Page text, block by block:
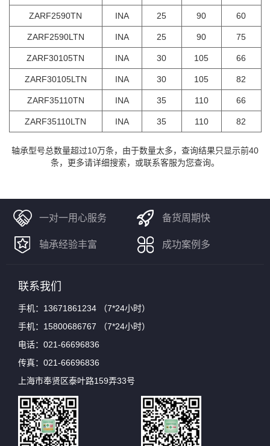
ZARF2590TN INA 25 90 60
ZARF2590LTN INA 25 90 75
ZARF30105TN INA 30 105 66
ZARF30105LTN INA 30 105 82
ZARF35110TN INA 35 110 66
ZARF35110LTN INA 35 110 82
轴承型号总数量超过10万条，由于数量太多，查询结果只显示前40
条，更多请详细搜索，或联系客服为您查询。
一对一用心服务 备货周期快
轴承经验丰富 成功案例多
联系我们
手机：13671861234 （7*24小时）
手机：15800686767 （7*24小时）
电话：021-66696836
传真：021-66696836
上海市奉贤区泰叶路159弄33号